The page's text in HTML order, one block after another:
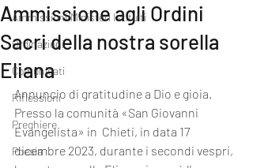
Ammissioni/Ministeri Istituiti
Ordinazioni
Comunicati
Riflessioni
Preghiere
Poesia
Ammissione agli Ordini
Sacri della nostra sorella
Eliana
Annuncio di gratitudine a Dio e gioia.
Presso la comunità «San Giovanni
Evangelista» in  Chieti, in data 17
dicembre 2023, durante i secondi vespri,